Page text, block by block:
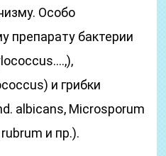
Особо
препарату бактерии
и грибки
albicans, Microsporum
и пр.).